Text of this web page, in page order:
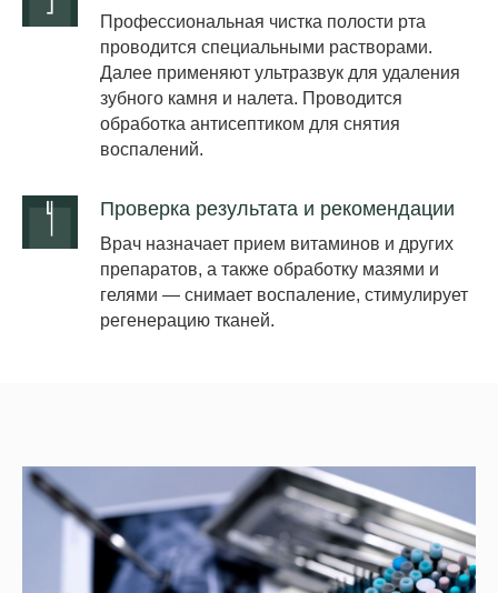
Профессиональная чистка полости рта
проводится специальными растворами.
Далее применяют ультразвук для удаления
зубного камня и налета. Проводится
обработка антисептиком для снятия
воспалений.
Проверка результата и рекомендации
Врач назначает прием витаминов и других
препаратов, а также обработку мазями и
гелями — снимает воспаление, стимулирует
регенерацию тканей.